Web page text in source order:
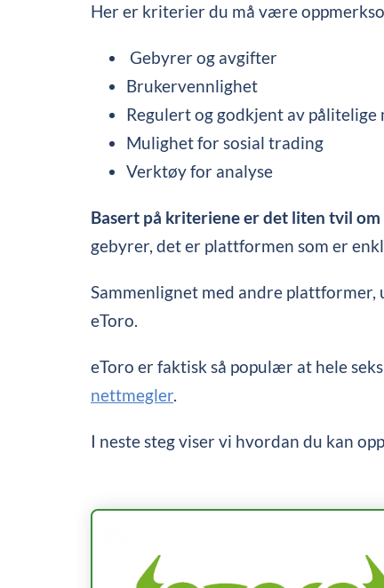
Her er kriterier du må være
Gebyrer og avgifter
Brukervennlighet
Regulert og godkjent av
Mulighet for sosial trading
Verktøy for analyse
Basert på kriteriene er det liten tvil om
gebyrer, det er plattformen som er
Sammenlignet med andre
eToro.
eToro er faktisk så populær at hele
nettmegler.
I neste steg viser vi hvordan du kan